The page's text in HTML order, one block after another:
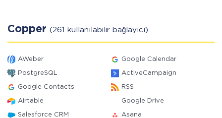
Copper (261 kullanılabilir bağlayıcı)
AWeber Google Calendar
PostgreSQL ActiveCampaign
Google Contacts RSS
Airtable Google Drive
Salesforce CRM Asana